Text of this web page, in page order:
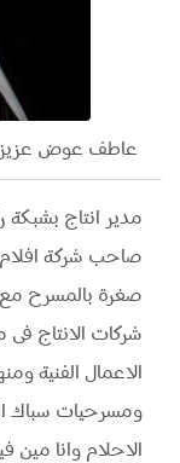
عاطف عوض عزيز Atef Awad Aziz
صاحب شركة افلام
صغرة بالمسرح مع
شركات الانتاج
الاعمال الفنية
الاحلام وانا مين